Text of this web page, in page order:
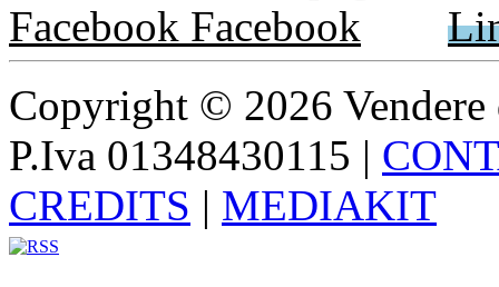
Facebook
Copyright © 2026
P.Iva 01348430115 |
CREDITS | MEDIAKIT